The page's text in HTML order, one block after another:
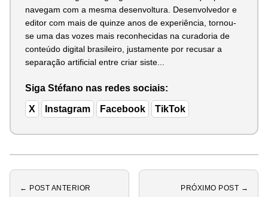
navegam com a mesma desenvoltura. Desenvolvedor e
editor com mais de quinze anos de experiência, tornou-
se uma das vozes mais reconhecidas na curadoria de
conteúdo digital brasileiro, justamente por recusar a
separação artificial entre criar siste...
Siga Stéfano nas redes sociais:
X Instagram Facebook TikTok
← POST ANTERIOR PRÓXIMO POST →